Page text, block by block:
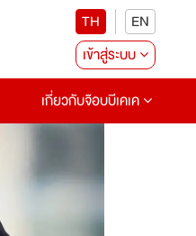
TH
EN
เข้าสู่ระบบ
เกี่ยวกับจ๊อบบีเคเค